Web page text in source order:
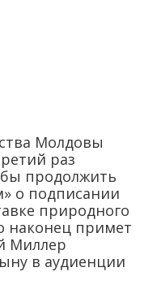
Молдовы
раз
продолжить
о подписании
природного
наконец примет
Миллер
в аудиенции